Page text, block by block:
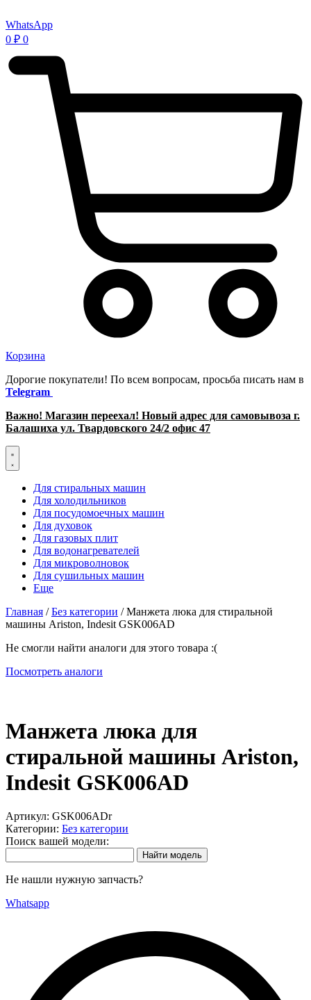
WhatsApp
0 ₽ 0
Корзина
Дорогие покупатели! По всем вопросам, просьба писать нам в
Telegram
Важно! Магазин переехал! Новый адрес для самовывоза г.
Балашиха ул. Твардовского 24/2 офис 47
Для стиральных машин
Для холодильников
Для посудомоечных машин
Для духовок
Для газовых плит
Для водонагревателей
Для микроволновок
Для сушильных машин
Еще
Главная /Без категории / Манжета люка для стиральной
машины Ariston, Indesit GSK006AD
Не смогли найти аналоги для этого товара :(
Посмотреть аналоги
Манжета люка для
стиральной машины Ariston,
Indesit GSK006AD
Артикул: GSK006ADr
Категории: Без категории
Поиск вашей модели:
Не нашли нужную запчасть?
Whatsapp